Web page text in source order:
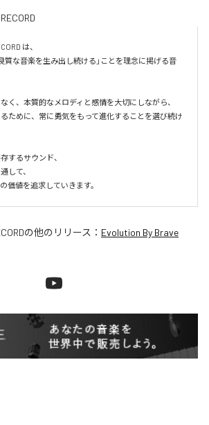
は、
質な音楽を生み出し続ける」ことを理念に掲げる音
く、本質的なメロディと感情を大切にしながら、
ために、常に勇気をもって進化することを選び続け
するサウンド、
して、
価値を追求していきます。
の他のリリース： Evolution By Brave